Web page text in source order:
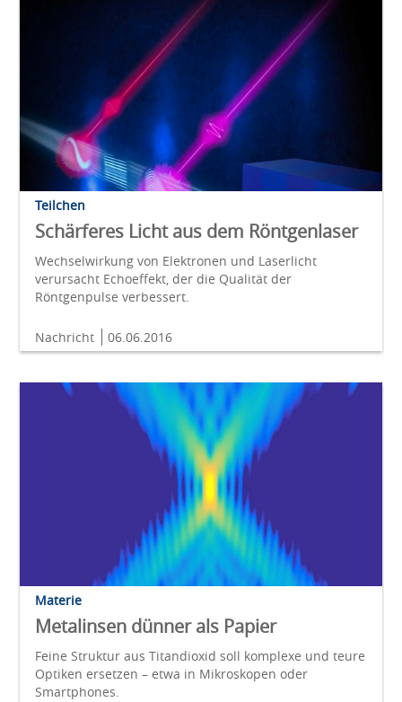
Teilchen
Schärferes Licht aus dem Röntgenlaser
Wechselwirkung von Elektronen und Laserlicht
verursacht Echoeffekt, der die Qualität der
Röntgenpulse verbessert.
Nachricht 06.06.2016
Materie
Metalinsen dünner als Papier
Feine Struktur aus Titandioxid soll komplexe und teure
Optiken ersetzen – etwa in Mikroskopen oder
Smartphones.